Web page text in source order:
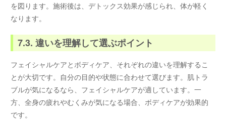
を図ります。施術後は、デトックス効果が感じられ、体が軽く
なります。
7.3. 違いを理解して選ぶポイント
フェイシャルケアとボディケア、それぞれの違いを理解するこ
とが大切です。自分の目的や状態に合わせて選びます。肌トラ
ブルが気になるなら、フェイシャルケアが適しています。一
方、全身の疲れやむくみが気になる場合、ボディケアが効果的
です。